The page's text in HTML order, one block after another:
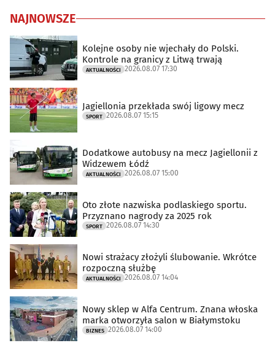
NAJNOWSZE
Kolejne osoby nie wjechały do Polski.
Kontrole na granicy z Litwą trwają
AKTUALNOŚCI 2026.08.07 17:30
Jagiellonia przekłada swój ligowy mecz
SPORT 2026.08.07 15:15
Dodatkowe autobusy na mecz Jagiellonii z
Widzewem Łódź
AKTUALNOŚCI 2026.08.07 15:00
Oto złote nazwiska podlaskiego sportu.
Przyznano nagrody za 2025 rok
SPORT 2026.08.07 14:30
Nowi strażacy złożyli ślubowanie. Wkrótce
rozpoczną służbę
AKTUALNOŚCI 2026.08.07 14:04
Nowy sklep w Alfa Centrum. Znana włoska
marka otworzyła salon w Białymstoku
BIZNES 2026.08.07 14:00